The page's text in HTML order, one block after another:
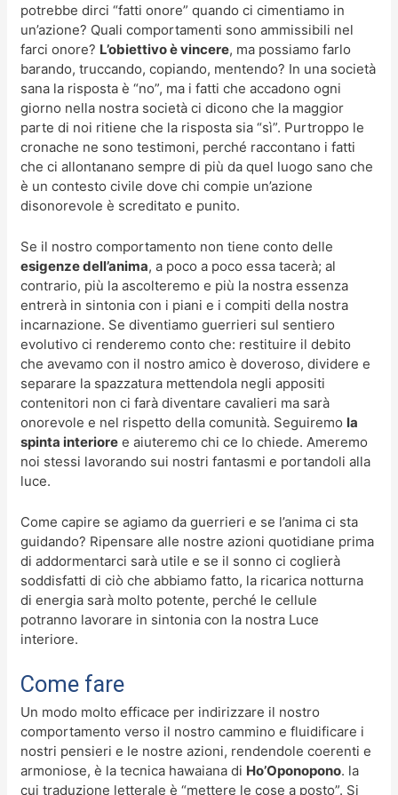
potrebbe dirci “fatti onore” quando ci cimentiamo in
un’azione? Quali comportamenti sono ammissibili nel
farci onore? L’obiettivo è vincere, ma possiamo farlo
barando, truccando, copiando, mentendo? In una società
sana la risposta è “no”, ma i fatti che accadono ogni
giorno nella nostra società ci dicono che la maggior
parte di noi ritiene che la risposta sia “sì”. Purtroppo le
cronache ne sono testimoni, perché raccontano i fatti
che ci allontanano sempre di più da quel luogo sano che
è un contesto civile dove chi compie un’azione
disonorevole è screditato e punito.
Se il nostro comportamento non tiene conto delle
esigenze dell’anima, a poco a poco essa tacerà; al
contrario, più la ascolteremo e più la nostra essenza
entrerà in sintonia con i piani e i compiti della nostra
incarnazione. Se diventiamo guerrieri sul sentiero
evolutivo ci renderemo conto che: restituire il debito
che avevamo con il nostro amico è doveroso, dividere e
separare la spazzatura mettendola negli appositi
contenitori non ci farà diventare cavalieri ma sarà
onorevole e nel rispetto della comunità. Seguiremo la
spinta interiore e aiuteremo chi ce lo chiede. Ameremo
noi stessi lavorando sui nostri fantasmi e portandoli alla
luce.
Come capire se agiamo da guerrieri e se l’anima ci sta
guidando? Ripensare alle nostre azioni quotidiane prima
di addormentarci sarà utile e se il sonno ci coglierà
soddisfatti di ciò che abbiamo fatto, la ricarica notturna
di energia sarà molto potente, perché le cellule
potranno lavorare in sintonia con la nostra Luce
interiore.
Come fare
Un modo molto efficace per indirizzare il nostro
comportamento verso il nostro cammino e fluidificare i
nostri pensieri e le nostre azioni, rendendole coerenti e
armoniose, è la tecnica hawaiana di Ho’Oponopono. la
cui traduzione letterale è “mettere le cose a posto”. Si